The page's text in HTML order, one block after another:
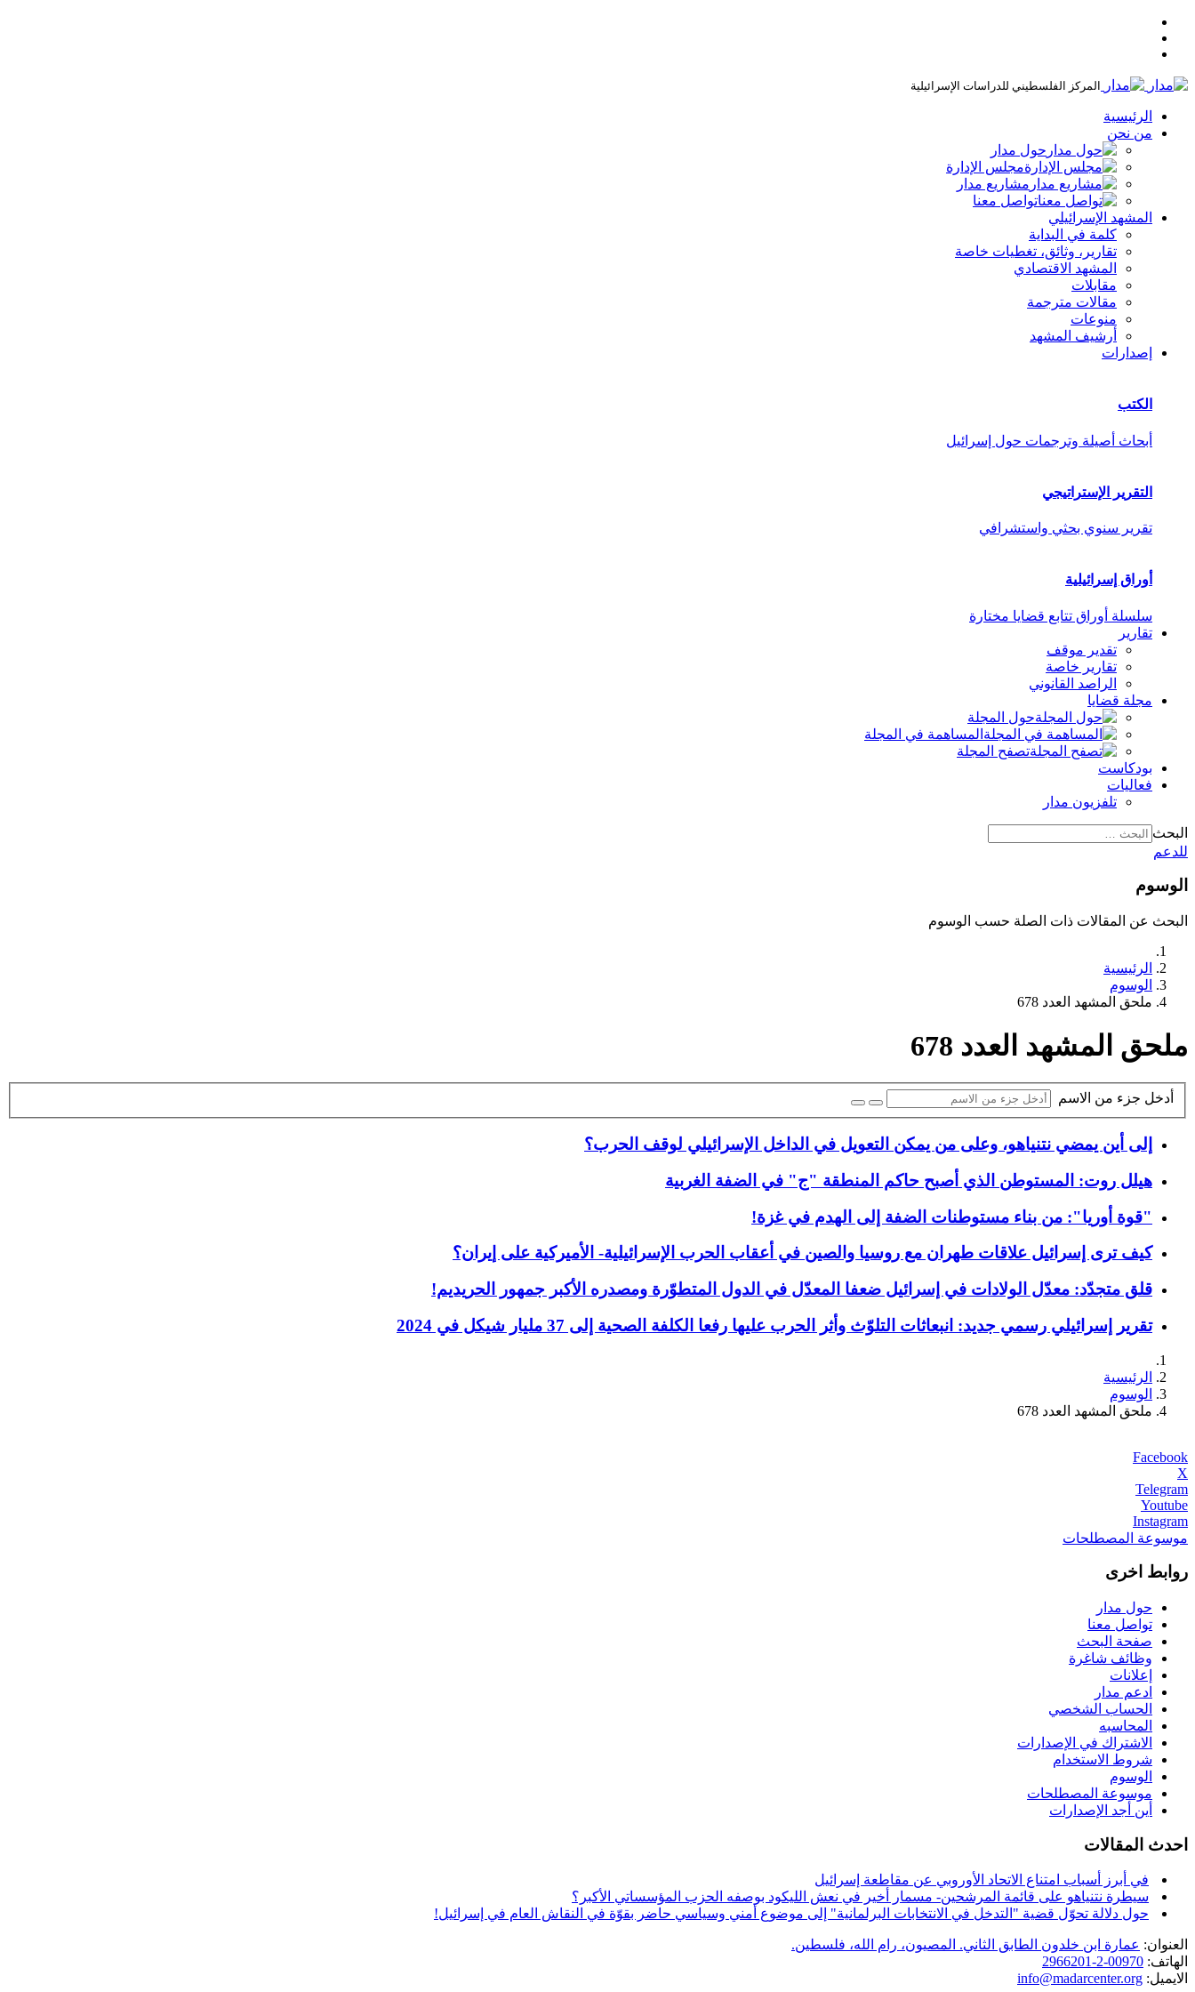
المركز الفلسطيني للدراسات الإسرائيلية
الرئيسية
من نحن
حول مدار
مجلس الإدارة
مشاريع مدار
تواصل معنا
المشهد الإسرائيلي
كلمة في البداية
تقارير، وثائق، تغطيات خاصة
المشهد الاقتصادي
مقابلات
مقالات مترجمة
منوعات
أرشيف المشهد
إصدارات
الكتب
أبحاث أصيلة وترجمات حول إسرائيل
التقرير الإستراتيجي
تقرير سنوي بحثي واستشرافي
أوراق إسرائيلية
سلسلة أوراق تتابع قضايا مختارة
تقارير
تقدير موقف
تقارير خاصة
الراصد القانوني
مجلة قضايا
حول المجلة
المساهمة في المجلة
تصفح المجلة
بودكاست
فعاليات
تلفزيون مدار
البحث
للدعم
الوسوم
البحث عن المقالات ذات الصلة حسب الوسوم
الرئيسية
الوسوم
ملحق المشهد العدد 678
ملحق المشهد العدد 678
أدخل جزء من الاسم
إلى أين يمضي نتنياهو، وعلى من يمكن التعويل في الداخل الإسرائيلي لوقف الحرب؟
هيلل روت: المستوطن الذي أصبح حاكم المنطقة "ج" في الضفة الغربية
"قوة أوريا": من بناء مستوطنات الضفة إلى الهدم في غزة!
كيف ترى إسرائيل علاقات طهران مع روسيا والصين في أعقاب الحرب الإسرائيلية- الأميركية على إيران؟
قلق متجدّد: معدّل الولادات في إسرائيل ضعفا المعدّل في الدول المتطوّرة ومصدره الأكبر جمهور الحريديم!
تقرير إسرائيلي رسمي جديد: انبعاثات التلوّث وأثر الحرب عليها رفعا الكلفة الصحية إلى 37 مليار شيكل في 2024
الرئيسية
الوسوم
ملحق المشهد العدد 678
Facebook
X
Telegram
Youtube
Instagram
موسوعة المصطلحات
روابط اخرى
حول مدار
تواصل معنا
صفحة البحث
وظائف شاغرة
إعلانات
ادعم مدار
الحساب الشخصي
المحاسبه
الاشتراك في الإصدارات
شروط الاستخدام
الوسوم
موسوعة المصطلحات
أين أجد الإصدارات
احدث المقالات
في أبرز أسباب امتناع الاتحاد الأوروبي عن مقاطعة إسرائيل
سيطرة نتنياهو على قائمة المرشحين- مسمار أخير في نعش الليكود بوصفه الحزب المؤسساتي الأكبر؟
حول دلالة تحوّل قضية "التدخل في الانتخابات البرلمانية" إلى موضوع أمني وسياسي حاضر بقوّة في النقاش العام في إسرائيل!
العنوان: عمارة ابن خلدون الطابق الثاني. المصيون، رام الله، فلسطين.
الهاتف: 00970-2-2966201
الايميل: info@madarcenter.org